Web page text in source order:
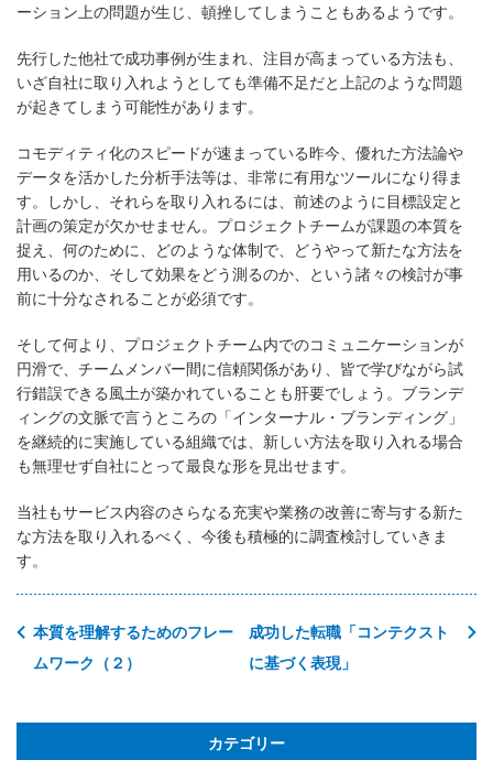
ーション上の問題が生じ、頓挫してしまうこともあるようです。
先行した他社で成功事例が生まれ、注目が高まっている方法も、
いざ自社に取り入れようとしても準備不足だと上記のような問題
が起きてしまう可能性があります。
コモディティ化のスピードが速まっている昨今、優れた方法論や
データを活かした分析手法等は、非常に有用なツールになり得ま
す。しかし、それらを取り入れるには、前述のように目標設定と
計画の策定が欠かせません。プロジェクトチームが課題の本質を
捉え、何のために、どのような体制で、どうやって新たな方法を
用いるのか、そして効果をどう測るのか、という諸々の検討が事
前に十分なされることが必須です。
そして何より、プロジェクトチーム内でのコミュニケーションが
円滑で、チームメンバー間に信頼関係があり、皆で学びながら試
行錯誤できる風土が築かれていることも肝要でしょう。ブランデ
ィングの文脈で言うところの「インターナル・ブランディング」
を継続的に実施している組織では、新しい方法を取り入れる場合
も無理せず自社にとって最良な形を見出せます。
当社もサービス内容のさらなる充実や業務の改善に寄与する新た
な方法を取り入れるべく、今後も積極的に調査検討していきま
す。
成功した転職「コンテクスト
に基づく表現」
本質を理解するためのフレー
ムワーク（２）
カテゴリー